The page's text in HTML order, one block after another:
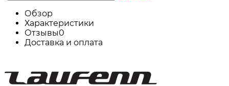
Обзор
Характеристики
Отзывы0
Доставка и оплата